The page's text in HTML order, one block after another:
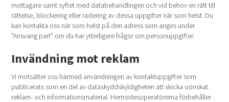
mottagare samt syftet med databehandlingen och vid behov en rätt till
rättelse, blockering eller radering av dessa uppgifter när som helst. Du
kan kontakta oss när som helst på den adress som anges under
"Ansvarig part" om du har ytterligare frågor om personuppgifter.
Invändning mot reklam
Vi motsätter oss härmed användningen av kontaktuppgifter som
publicerats som en del av dataskyddskyldigheten att skicka oönskat
reklam- och informationsmaterial. Hemsidesoperatörerna förbehåller